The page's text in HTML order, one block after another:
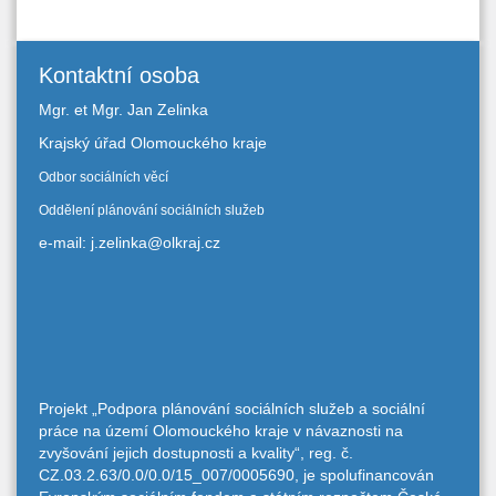
Kontaktní osoba
Mgr. et Mgr. Jan Zelinka
Krajský úřad Olomouckého kraje
Odbor sociálních věcí
Oddělení plánování sociálních služeb
e-mail: j.zelinka@olkraj.cz
Projekt „Podpora plánování sociálních služeb a sociální
práce na území Olomouckého kraje v návaznosti na
zvyšování jejich dostupnosti a kvality“, reg. č.
CZ.03.2.63/0.0/0.0/15_007/0005690, je spolufinancován